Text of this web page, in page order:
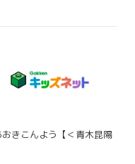
おきこんよう【＜青木昆陽